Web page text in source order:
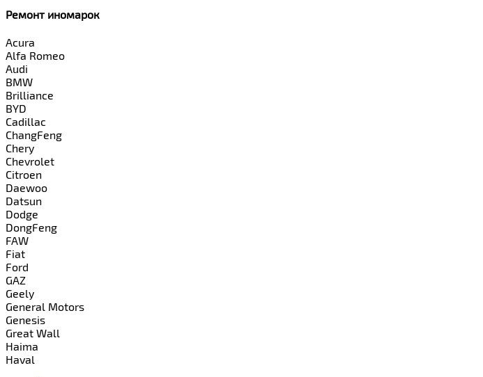
Ремонт иномарок
Acura
Alfa Romeo
Audi
BMW
Brilliance
BYD
Cadillac
ChangFeng
Chery
Chevrolet
Citroen
Daewoo
Datsun
Dodge
DongFeng
FAW
Fiat
Ford
GAZ
Geely
General Motors
Genesis
Great Wall
Haima
Haval